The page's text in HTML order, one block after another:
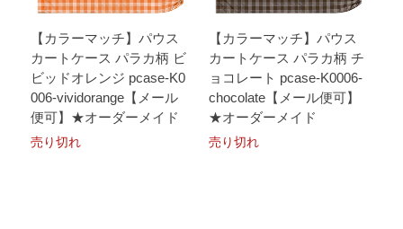
【カラーマッチ】パウス
カートケース パラカ柄 ビ
ビッドオレンジ pcase-K0
006-vividorange【メール
便可】★オーダーメイド
売り切れ
【カラーマッチ】パウス
カートケース パラカ柄 チ
ョコレート pcase-K0006-
chocolate【メール便可】
★オーダーメイド
売り切れ